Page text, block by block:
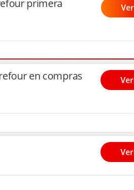
primera
en compras